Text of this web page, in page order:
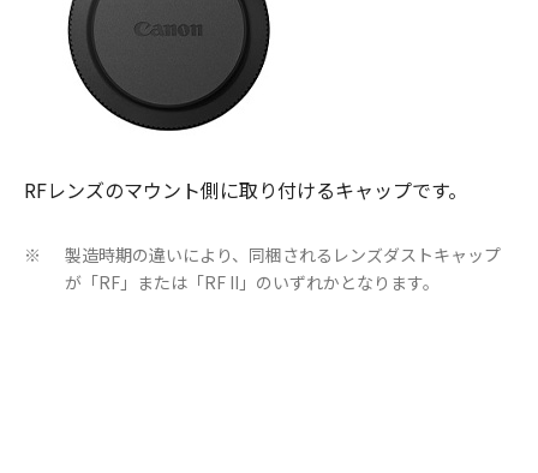
RFレンズのマウント側に取り付けるキャップです。
※
製造時期の違いにより、同梱されるレンズダストキャップ
が「RF」または「RF II」のいずれかとなります。